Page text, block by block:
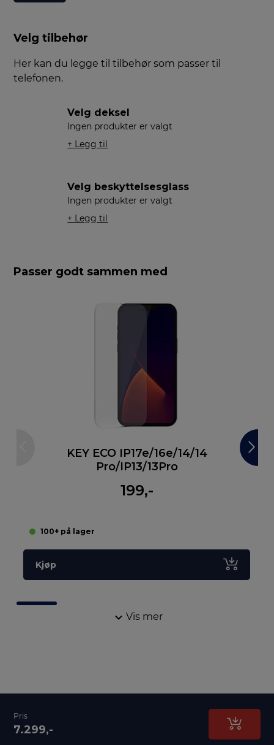
Velg tilbehør
Her kan du legge til tilbehør som passer til
telefonen.
Velg deksel
Ingen produkter er valgt
+ Legg til
Velg beskyttelsesglass
Ingen produkter er valgt
+ Legg til
Passer godt sammen med
KEY ECO IP17e/16e/14/14
Pro/IP13/13Pro
199,-
100+ på lager
Kjøp
Vis mer
Pris
7.299,-